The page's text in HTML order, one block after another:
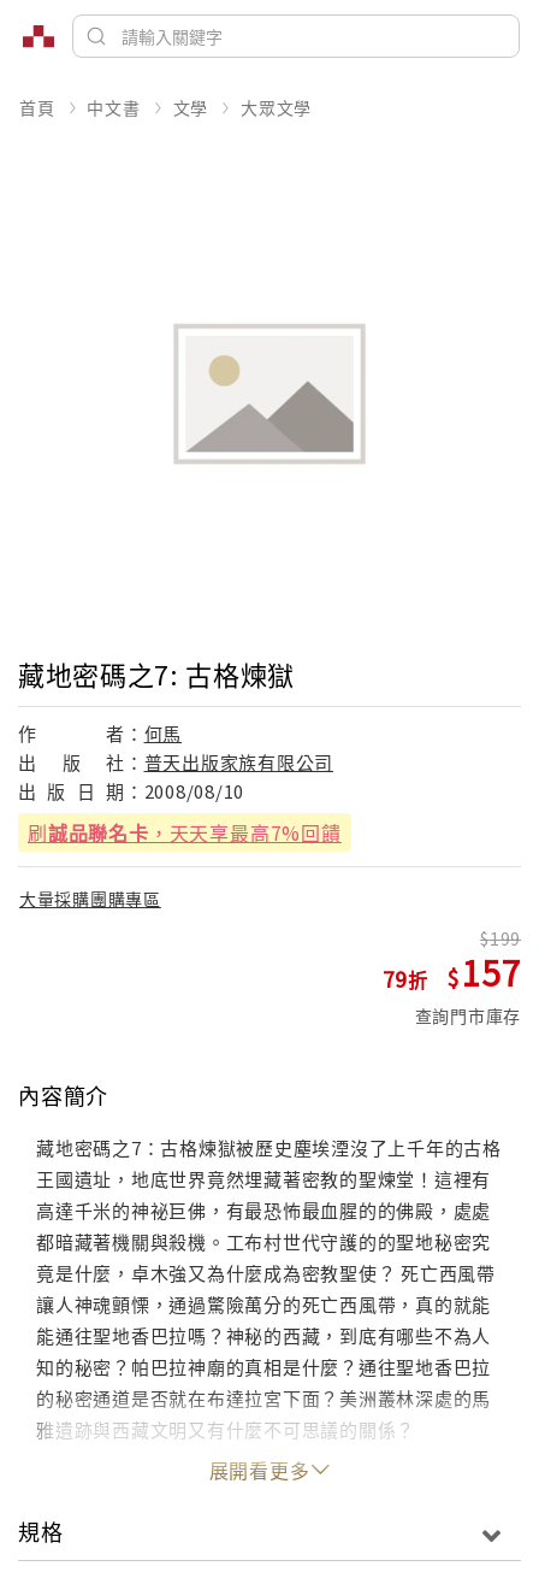
首頁 中文書 文學 大眾文學
藏地密碼之7: 古格煉獄
作 者： 何馬
出
版 社： 普天出版家族有限公司
出 版 日 期： 2008/08/10
刷誠品聯名卡 ，天天享最高7%回饋
大量採購團購專區
79
199
157
查詢門市庫存
內容簡介
藏地密碼之7：古格煉獄被歷史塵埃湮沒了上千年的古格
王國遺址，地底世界竟然埋藏著密教的聖煉堂！這裡有
高達千米的神祕巨佛，有最恐怖最血腥的的佛殿，處處
都暗藏著機關與殺機。工布村世代守護的的聖地秘密究
竟是什麼，卓木強又為什麼成為密教聖使？ 死亡西風帶
讓人神魂顫慄，通過驚險萬分的死亡西風帶，真的就能
能通往聖地香巴拉嗎？神秘的西藏，到底有哪些不為人
知的秘密？帕巴拉神廟的真相是什麼？通往聖地香巴拉
的秘密通道是否就在布達拉宮下面？美洲叢林深處的馬
雅遺跡與西藏文明又有什麼不可思議的關係？
展開看更多
規格